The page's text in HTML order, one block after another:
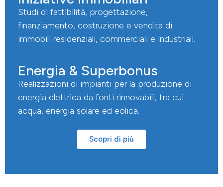
Studi di fattibilità, progettazione,
finanziamento, costruzione e vendita di
immobili residenziali, commerciali e industriali.
Energia & Superbonus​
Realizzazioni di impianti per la produzione di
energia elettrica da fonti rinnovabili, tra cui
acqua, energia solare ed eolica.
Scopri di più